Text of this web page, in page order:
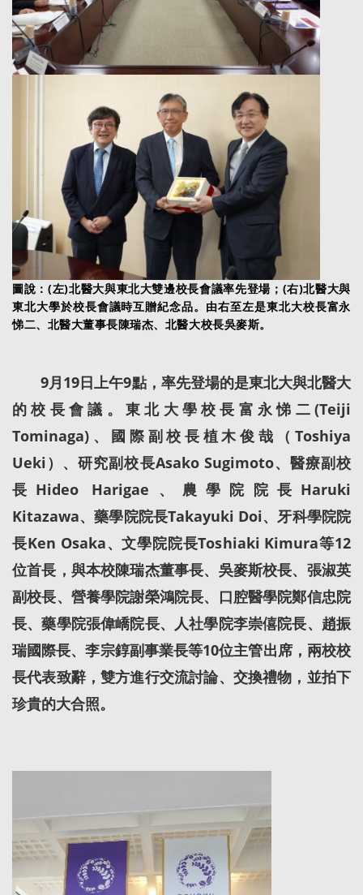
圖說：(左)北醫大與東北大雙邊校長會議率先登場；(右)北醫大與
東北大學於校長會議時互贈紀念品。由右至左是東北大校長富永
悌二、北醫大董事長陳瑞杰、北醫大校長吳麥斯。
9月19日上午9點，率先登場的是東北大與北醫大
的校長會議。東北大學校長富永悌二(Teiji
Tominaga)、國際副校長植木俊哉（Toshiya
Ueki）、研究副校長Asako Sugimoto、醫療副校
長Hideo Harigae、農學院院長Haruki
Kitazawa、藥學院院長Takayuki Doi、牙科學院院
長Ken Osaka、文學院院長Toshiaki Kimura等12
位首長，與本校陳瑞杰董事長、吳麥斯校長、張淑英
副校長、營養學院謝榮鴻院長、口腔醫學院鄭信忠院
長、藥學院張偉嶠院長、人社學院李崇僖院長、趙振
瑞國際長、李宗錞副事業長等10位主管出席，兩校校
長代表致辭，雙方進行交流討論、交換禮物，並拍下
珍貴的大合照。